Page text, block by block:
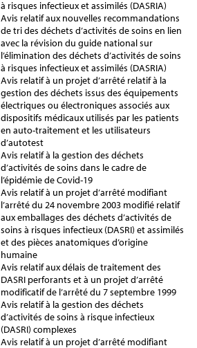
à risques infectieux et assimilés (DASRIA)
Avis relatif aux nouvelles recommandations
de tri des déchets d’activités de soins en lien
avec la révision du guide national sur
l’élimination des déchets d’activités de soins
à risques infectieux et assimilés (DASRIA)
Avis relatif à un projet d’arrêté relatif à la
gestion des déchets issus des équipements
électriques ou électroniques associés aux
dispositifs médicaux utilisés par les patients
en auto-traitement et les utilisateurs
d’autotest
Avis relatif à la gestion des déchets
d’activités de soins dans le cadre de
l’épidémie de Covid-19
Avis relatif à un projet d’arrêté modifiant
l’arrêté du 24 novembre 2003 modifié relatif
aux emballages des déchets d’activités de
soins à risques infectieux (DASRI) et assimilés
et des pièces anatomiques d’origine
humaine
Avis relatif aux délais de traitement des
DASRI perforants et à un projet d’arrêté
modificatif de l’arrêté du 7 septembre 1999
Avis relatif à la gestion des déchets
d’activités de soins à risque infectieux
(DASRI) complexes
Avis relatif à un projet d’arrêté modifiant